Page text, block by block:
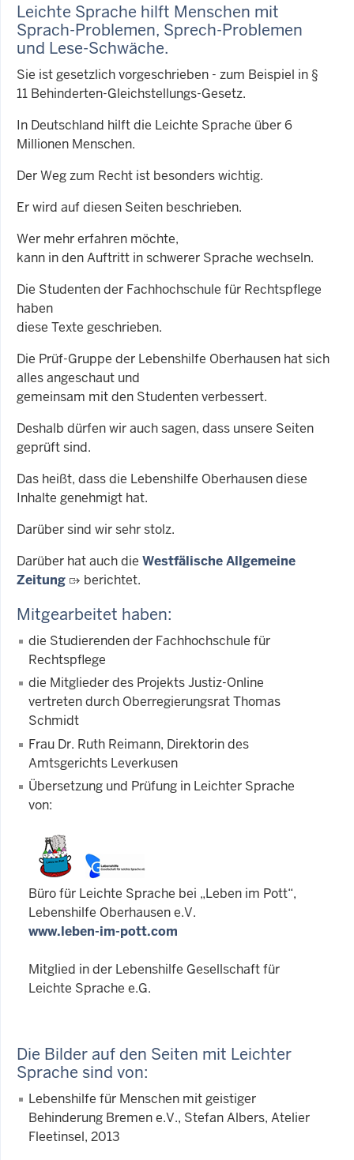
Leichte Sprache hilft Menschen mit
Sprach-Problemen, Sprech-Problemen
und Lese-Schwäche.
Sie ist gesetzlich vorgeschrieben - zum Beispiel in §
11 Behinderten-Gleichstellungs-Gesetz.
In Deutschland hilft die Leichte Sprache über 6
Millionen Menschen.
Der Weg zum Recht ist besonders wichtig.
Er wird auf diesen Seiten beschrieben.
Wer mehr erfahren möchte,
kann in den Auftritt in schwerer Sprache wechseln.
Die Studenten der Fachhochschule für Rechtspflege
haben
diese Texte geschrieben.
Die Prüf-Gruppe der Lebenshilfe Oberhausen hat sich
alles angeschaut und
gemeinsam mit den Studenten verbessert.
Deshalb dürfen wir auch sagen, dass unsere Seiten
geprüft sind.
Das heißt, dass die Lebenshilfe Oberhausen diese
Inhalte genehmigt hat.
Darüber sind wir sehr stolz.
Darüber hat auch die Westfälische Allgemeine
Zeitung
berichtet.
Mitgearbeitet haben:
die Studierenden der Fachhochschule für
Rechtspflege
die Mitglieder des Projekts Justiz-Online
vertreten durch Oberregierungsrat Thomas
Schmidt
Frau Dr. Ruth Reimann, Direktorin des
Amtsgerichts Leverkusen
Übersetzung und Prüfung in Leichter Sprache
von:
Büro für Leichte Sprache bei „Leben im Pott“,
Lebenshilfe Oberhausen e.V.
www.leben-im-pott.com
Mitglied in der Lebenshilfe Gesellschaft für
Leichte Sprache e.G.
Die Bilder auf den Seiten mit Leichter
Sprache sind von:
Lebenshilfe für Menschen mit geistiger
Behinderung Bremen e.V., Stefan Albers, Atelier
Fleetinsel, 2013